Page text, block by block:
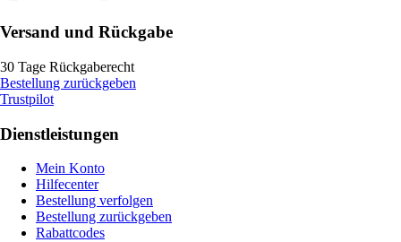
Versand und Rückgabe
30 Tage Rückgaberecht
Bestellung zurückgeben
Trustpilot
Dienstleistungen
Mein Konto
Hilfecenter
Bestellung verfolgen
Bestellung zurückgeben
Rabattcodes